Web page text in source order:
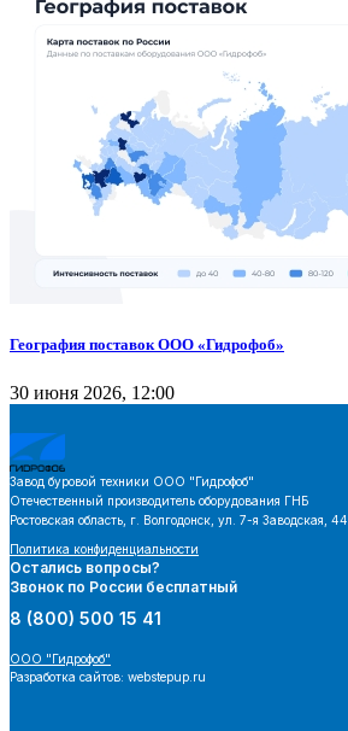
География поставок ООО «Гидрофоб»
30 июня 2026, 12:00
Завод буровой техники ООО "Гидрофоб"
Отечественный производитель оборудования ГНБ
Ростовская область, г. Волгодонск, ул. 7-я Заводская, 44
Политика конфиденциальности
Остались вопросы?
Звонок по России бесплатный
8 (800) 500 15 41
ООО "Гидрофоб"
Разработка сайтов: webstepup.ru